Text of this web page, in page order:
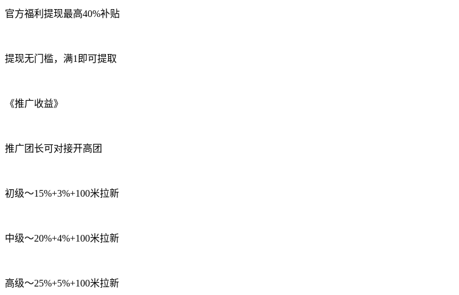
官方福利提现最高40%补贴
提现无门槛，满1即可提取
《推广收益》
推广团长可对接开高团
初级～15%+3%+100米拉新
中级～20%+4%+100米拉新
高级～25%+5%+100米拉新